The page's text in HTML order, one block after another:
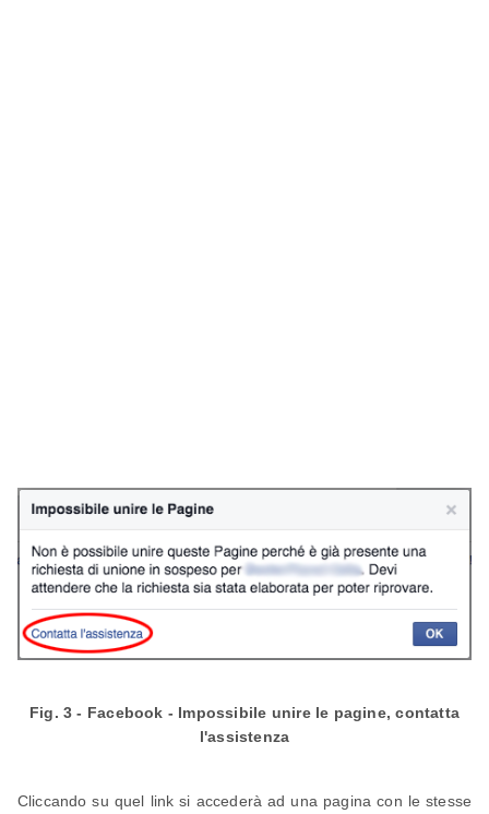
Fig. 3 - Facebook - Impossibile unire le pagine, contatta
l'assistenza
Cliccando su quel link si accederà ad una pagina con le stesse